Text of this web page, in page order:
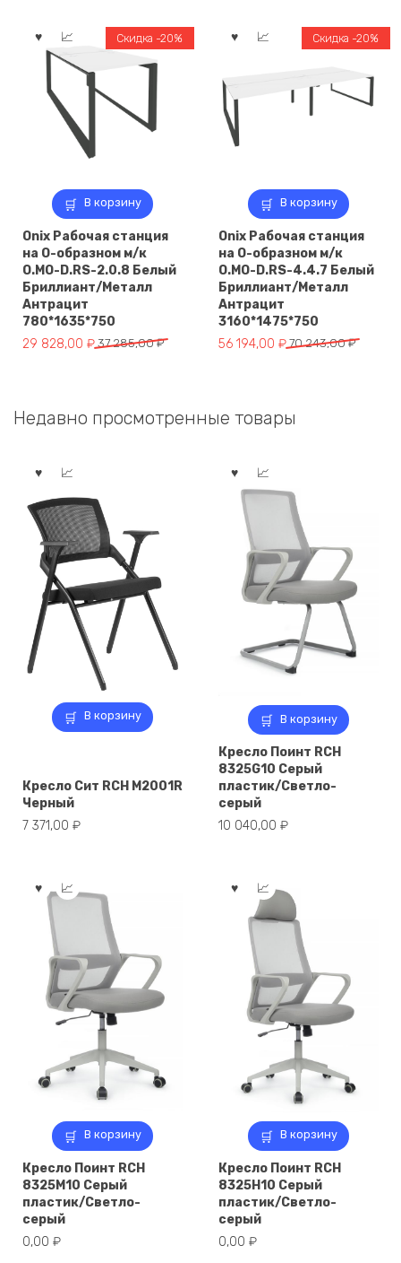
129,00 ₽.
903,00 ₽.
679,00 ₽.
В корзину
Скидка -20%
Onix Рабочая станция
на О-образном м/к
O.MO-D.RS-2.0.8 Белый
Бриллиант/Металл
Антрацит
780*1635*750
37 285,00₽
Первоначальная
285,00 ₽.
29 828,00 ₽
Текущая
В корзину
Скидка -20%
Onix Рабочая станция
на О-образном м/к
O.MO-D.RS-4.4.7 Белый
Бриллиант/Металл
Антрацит
3160*1475*750
70 243,00₽
Первоначальная
243,00 ₽.
56 194,00 ₽
Текущая
Недавно просмотренные товары
В корзину
Кресло Сит RCH M2001R
Черный
7 371,00 ₽
В корзину
Кресло Поинт RCH
8325G10 Серый
пластик/Светло-
серый
10 040,00 ₽
В корзину
Кресло Поинт RCH
8325M10 Серый
пластик/Светло-
серый
0,00 ₽
В корзину
Кресло Поинт RCH
8325H10 Серый
пластик/Светло-
серый
0,00 ₽